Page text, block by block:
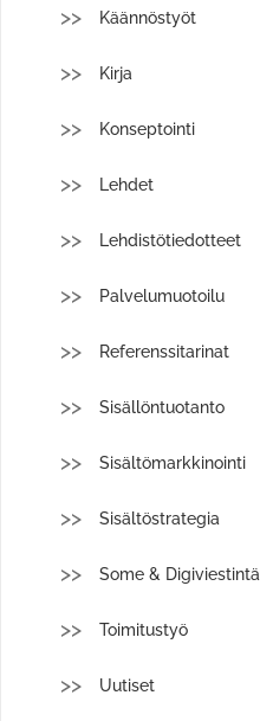
Käännöstyöt
Kirja
Konseptointi
Lehdet
Lehdistötiedotteet
Palvelumuotoilu
Referenssitarinat
Sisällöntuotanto
Sisältömarkkinointi
Sisältöstrategia
Some & Digiviestintä
Toimitustyö
Uutiset